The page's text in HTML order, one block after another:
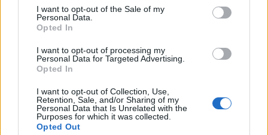
I want to opt-out of the Sale of my
Personal Data.
Opted In
I want to opt-out of processing my
Personal Data for Targeted Advertising.
Opted In
I want to opt-out of Collection, Use,
Retention, Sale, and/or Sharing of my
Personal Data that Is Unrelated with the
Purposes for which it was collected.
Opted Out
Denaro letartóztatásával az Olasz Köztársaság...
KEDVES OLVASÓNK!
A keresett cikk a portfolio.hu hírarchívumához
regisztrációhoz kötött.
Az előfizetés a következőket tartalmazza: